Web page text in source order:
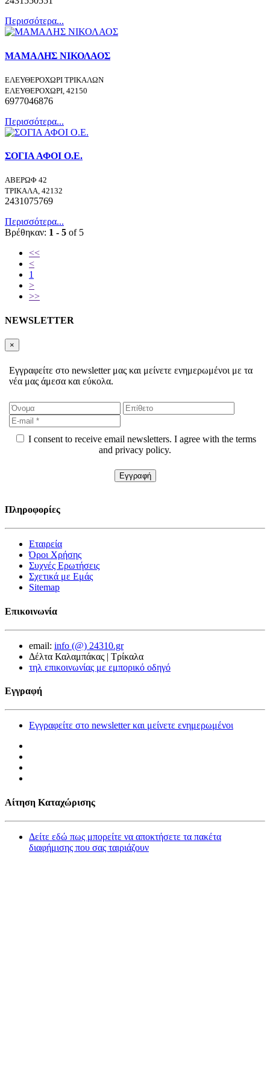
Περισσότερα...
ΜΑΜΑΛΗΣ ΝΙΚΟΛΑΟΣ
ΕΛΕΥΘΕΡΟΧΩΡΙ ΤΡΙΚΑΛΩΝ
ΕΛΕΥΘΕΡΟΧΩΡΙ, 42150
6977046876
Περισσότερα...
ΣΟΓΙΑ ΑΦΟΙ Ο.Ε.
ΑΒΕΡΩΦ 42
ΤΡΙΚΑΛΑ, 42132
2431075769
Περισσότερα...
Βρέθηκαν: 1 - 5 of 5
<<
<
1
>
>>
NEWSLETTER
×
Εγγραφείτε στο newsletter μας και μείνετε ενημερωμένοι με τα
νέα μας άμεσα και εύκολα.
I consent to receive email newsletters. I agree with the terms
and privacy policy.
Πληροφορίες
Εταιρεία
Όροι Χρήσης
Συχνές Ερωτήσεις
Σχετικά με Εμάς
Sitemap
Επικοινωνία
email: info (@) 24310.gr
Δέλτα Καλαμπάκας | Τρίκαλα
τηλ επικοινωνίας με εμπορικό οδηγό
Εγγραφή
Εγγραφείτε στο newsletter και μείνετε ενημερωμένοι
Αίτηση Καταχώρισης
Δείτε εδώ πως μπορείτε να αποκτήσετε τα πακέτα
διαφήμισης που σας ταιριάζουν